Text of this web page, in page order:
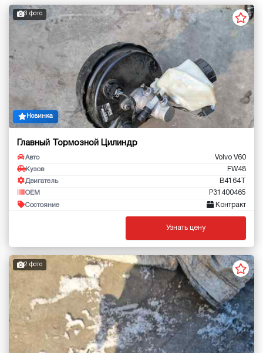
3 фото
Новинка
Главный Тормозной Цилиндр
Авто Volvo V60
Кузов FW48
Двигатель B4164T
OEM P31400465
Состояние Контракт
Узнать цену
2 фото